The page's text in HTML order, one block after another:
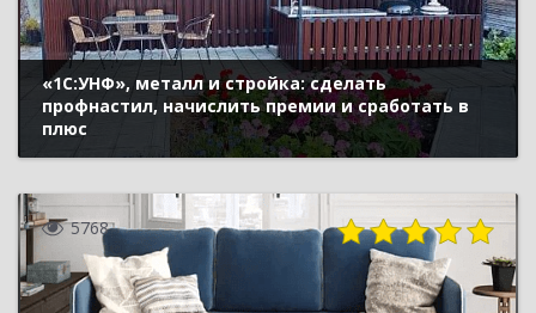
«1С:УНФ», металл и стройка: сделать
профнастил, начислить премии и сработать в
плюс
5768